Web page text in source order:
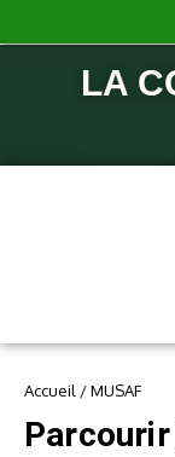
LA
Accueil /MUSAF